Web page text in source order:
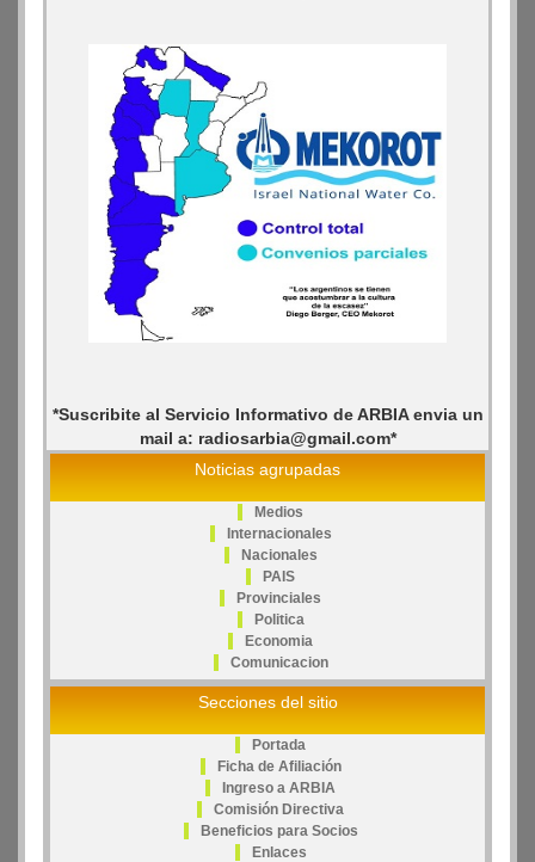
*Suscribite al Servicio Informativo de ARBIA envia un
mail a: radiosarbia@gmail.com*
Noticias agrupadas
Medios
Internacionales
Nacionales
PAIS
Provinciales
Politica
Economia
Comunicacion
Secciones del sitio
Portada
Ficha de Afiliación
Ingreso a ARBIA
Comisión Directiva
Beneficios para Socios
Enlaces